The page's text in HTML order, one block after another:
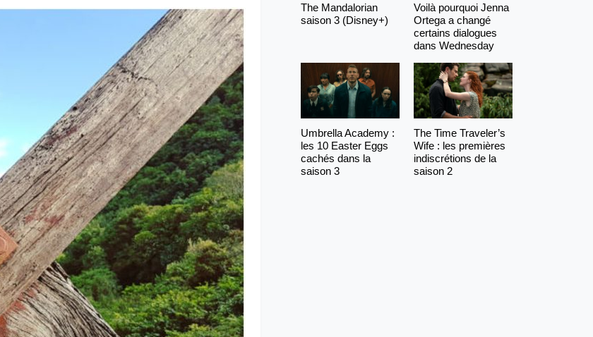
The Mandalorian
saison 3 (Disney+)
Voilà pourquoi Jenna
Ortega a changé
certains dialogues
dans Wednesday
Umbrella Academy :
les 10 Easter Eggs
cachés dans la
saison 3
The Time Traveler’s
Wife : les premières
indiscrétions de la
saison 2